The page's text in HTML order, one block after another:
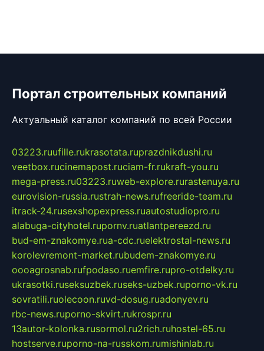
Портал строительных компаний
Актуальный каталог компаний по всей России
03223.ruufille.rukrasotata.ruprazdnikdushi.ru
veetbox.rucinemapost.ruciam-fr.rukraft-you.ru
mega-press.ru03223.ruweb-explore.rurastenuya.ru
eurovision-russia.rustrah-news.rufreeride-team.ru
itrack-24.rusexshopexpress.ruautostudiopro.ru
alabuga-cityhotel.rupornv.ruatlantpereezd.ru
bud-em-znakomye.rua-cdc.ruelektrostal-news.ru
korolevremont-market.rubudem-znakomye.ru
oooagrosnab.rufpodaso.ruemfire.rupro-otdelky.ru
ukrasotki.ruseksuzbek.ruseks-uzbek.ruporno-vk.ru
sovratili.ruolecoon.ruvd-dosug.ruadonyev.ru
rbc-news.ruporno-skvirt.rukrospr.ru
13autor-kolonka.rusormol.ru2rich.ruhostel-65.ru
hostserve.ruporno-na-russkom.rumishinlab.ru